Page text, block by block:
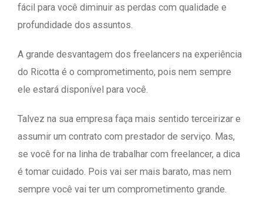
fácil para você diminuir as perdas com qualidade e
profundidade dos assuntos.
A grande desvantagem dos freelancers na experiência
do Ricotta é o comprometimento, pois nem sempre
ele estará disponível para você.
Talvez na sua empresa faça mais sentido terceirizar e
assumir um contrato com prestador de serviço. Mas,
se você for na linha de trabalhar com freelancer, a dica
é tomar cuidado. Pois vai ser mais barato, mas nem
sempre você vai ter um comprometimento grande.